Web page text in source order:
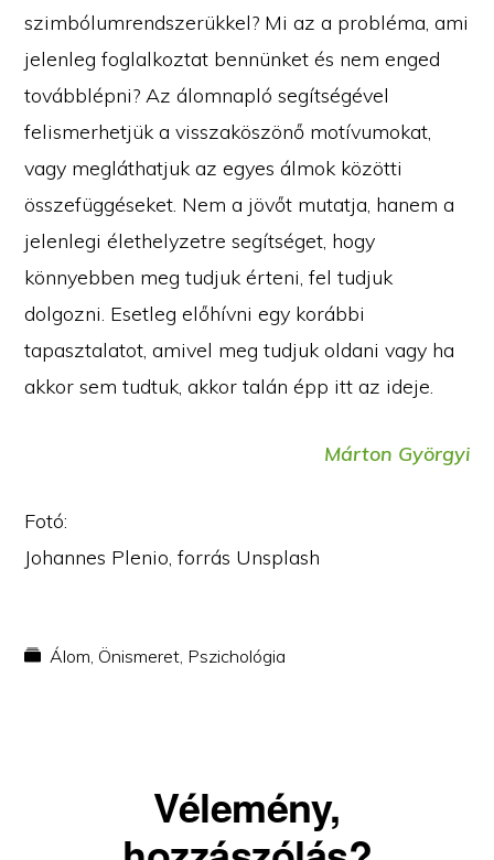
szimbólumrendszerükkel? Mi az a probléma, ami
jelenleg foglalkoztat bennünket és nem enged
továbblépni? Az álomnapló segítségével
felismerhetjük a visszaköszönő motívumokat,
vagy megláthatjuk az egyes álmok közötti
összefüggéseket. Nem a jövőt mutatja, hanem a
jelenlegi élethelyzetre segítséget, hogy
könnyebben meg tudjuk érteni, fel tudjuk
dolgozni. Esetleg előhívni egy korábbi
tapasztalatot, amivel meg tudjuk oldani vagy ha
akkor sem tudtuk, akkor talán épp itt az ideje.
Márton Györgyi
Fotó:
Johannes Plenio, forrás Unsplash
Álom, Önismeret, Pszichológia
Interactions
Vélemény,